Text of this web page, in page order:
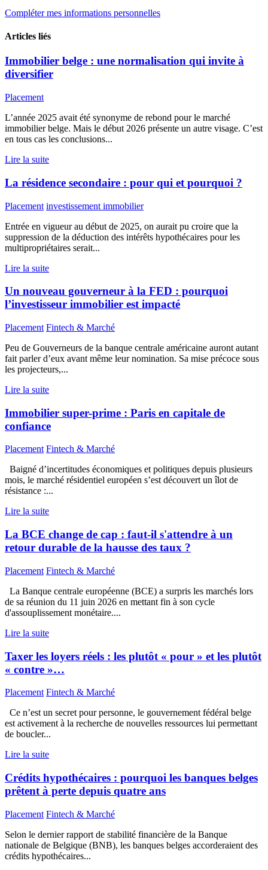
Compléter mes informations personnelles
Articles liés
Immobilier belge : une normalisation qui invite à
diversifier
Placement
L’année 2025 avait été synonyme de rebond pour le marché
immobilier belge. Mais le début 2026 présente un autre visage. C’est
en tous cas les conclusions...
Lire la suite
La résidence secondaire : pour qui et pourquoi ?
Placement investissement immobilier
Entrée en vigueur au début de 2025, on aurait pu croire que la
suppression de la déduction des intérêts hypothécaires pour les
multipropriétaires serait...
Lire la suite
Un nouveau gouverneur à la FED : pourquoi
l’investisseur immobilier est impacté
Placement Fintech & Marché
Peu de Gouverneurs de la banque centrale américaine auront autant
fait parler d’eux avant même leur nomination. Sa mise précoce sous
les projecteurs,...
Lire la suite
Immobilier super-prime : Paris en capitale de
confiance
Placement Fintech & Marché
Baigné d’incertitudes économiques et politiques depuis plusieurs
mois, le marché résidentiel européen s’est découvert un îlot de
résistance :...
Lire la suite
La BCE change de cap : faut-il s'attendre à un
retour durable de la hausse des taux ?
Placement Fintech & Marché
La Banque centrale européenne (BCE) a surpris les marchés lors
de sa réunion du 11 juin 2026 en mettant fin à son cycle
d'assouplissement monétaire....
Lire la suite
Taxer les loyers réels : les plutôt « pour » et les plutôt
« contre »…
Placement Fintech & Marché
Ce n’est un secret pour personne, le gouvernement fédéral belge
est activement à la recherche de nouvelles ressources lui permettant
de boucler...
Lire la suite
Crédits hypothécaires : pourquoi les banques belges
prêtent à perte depuis quatre ans
Placement Fintech & Marché
Selon le dernier rapport de stabilité financière de la Banque
nationale de Belgique (BNB), les banques belges accorderaient des
crédits hypothécaires...